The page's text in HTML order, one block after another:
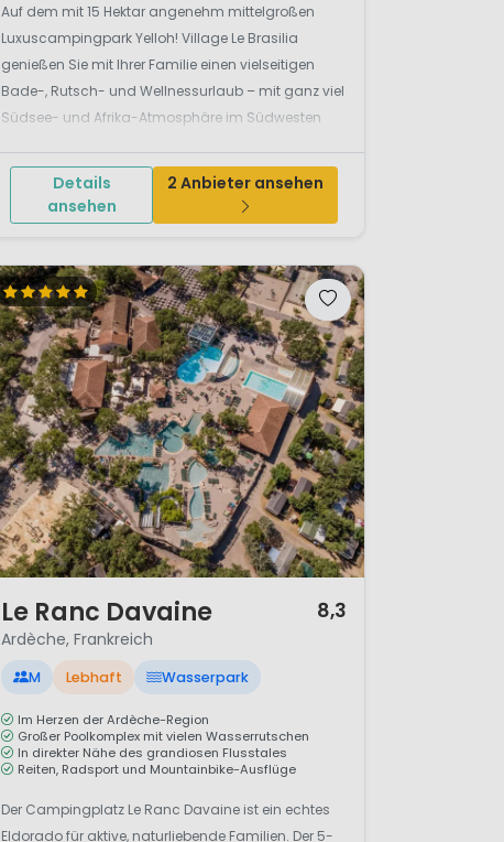
Auf dem mit 15 Hektar angenehm mittelgroßen
Luxuscampingpark Yelloh! Village Le Brasilia
genießen Sie mit Ihrer Familie einen vielseitigen
Bade-, Rutsch- und Wellnessurlaub – mit ganz viel
Südsee- und Afrika-Atmosphäre im Südwesten
Landschaft voller Blumen, Bäume und
PoolideenDas Erlebnis- und En...
Details
ansehen
2 Anbieter ansehen
Le Ranc Davaine 8,3
Ardèche, Frankreich
M Lebhaft Wasserpark
Im Herzen der Ardèche-Region
Großer Poolkomplex mit vielen Wasserrutschen
In direkter Nähe des grandiosen Flusstales
Reiten, Radsport und Mountainbike-Ausflüge
Der Campingplatz Le Ranc Davaine ist ein echtes
Eldorado für aktive, naturliebende Familien. Der 5-